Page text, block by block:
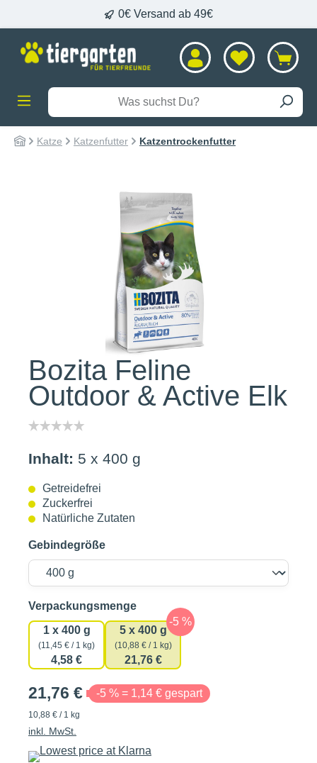
0€ Versand ab 49€
Katze Katzenfutter Katzentrockenfutter
Bildergalerie überspringen
Bozita Feline
Outdoor & Active Elk
Inhalt: 5 x 400 g
Getreidefrei
Zuckerfrei
Natürliche Zutaten
Gebindegröße
Verpackungsmengeauswählen
1 x 400 g
(11,45 € / 1 kg)
4,58 €
5 x 400 g
(10,88 € / 1 kg)
21,76 €
21,76 € -5 % = 1,14 € gespart
10,88 € / 1 kg
inkl. MwSt.